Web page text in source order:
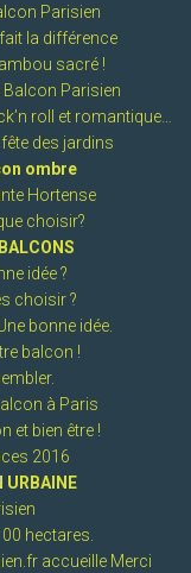
Parisien
la différence
sacré !
Parisien
roll et romantique…
des jardins
ombre
Hortense
choisir?
idée ?
choisir ?
bonne idée.
balcon !
à Paris
et bien être !
2016
URBAINE
hectares.
accueille Merci